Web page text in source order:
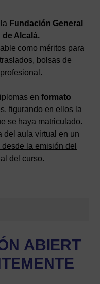
Fundación General
Alcalá.
como méritos para
bolsas de
en formato
figurando en ellos la
se haya matriculado.
del aula virtual en un
la emisión del
del curso.
ABIERT